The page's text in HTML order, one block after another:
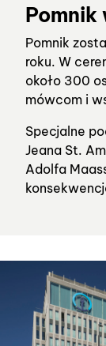
Pomnik
Pomnik
roku. W
około 300
mówcom i
Specjalne
Jeana St.
Adolfa